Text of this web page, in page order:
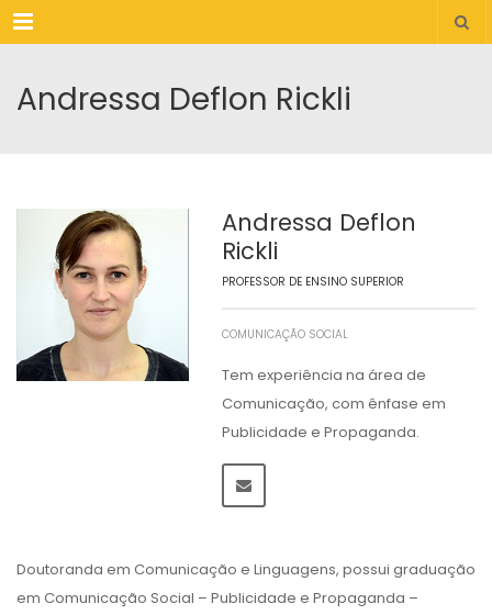
Menu
Andressa Deflon Rickli
Andressa Deflon
Rickli
PROFESSOR DE ENSINO SUPERIOR
COMUNICAÇÃO SOCIAL
Tem experiência na área de
Comunicação, com ênfase em
Publicidade e Propaganda.
Doutoranda em Comunicação e Linguagens, possui graduação
em Comunicação Social – Publicidade e Propaganda –